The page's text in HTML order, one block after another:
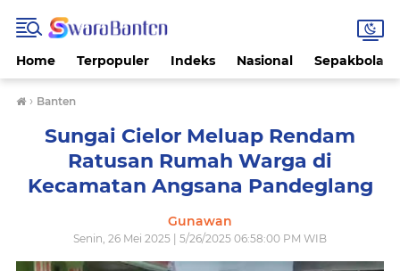
Home Terpopuler Indeks Nasional Sepakbola
› Banten
Sungai Cielor Meluap Rendam
Ratusan Rumah Warga di
Kecamatan Angsana Pandeglang
Gunawan
Senin, 26 Mei 2025 | 5/26/2025 06:58:00 PM WIB